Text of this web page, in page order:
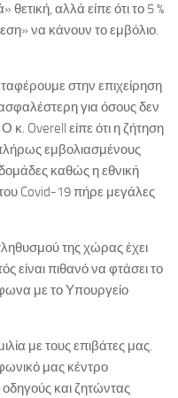
αλλά είπε ότι το 5 %
να κάνουν το εμβόλιο.
στην επιχείρηση
για όσους δεν
κ. Overell είπε ότι η ζήτηση
εμβολιασμένους
καθώς η εθνική
Covid-19 πήρε μεγάλες
της χώρας έχει
είναι πιθανό να φτάσει το
με το Υπουργείο
με τους επιβάτες μας.
μας κέντρο
και ζητώντας